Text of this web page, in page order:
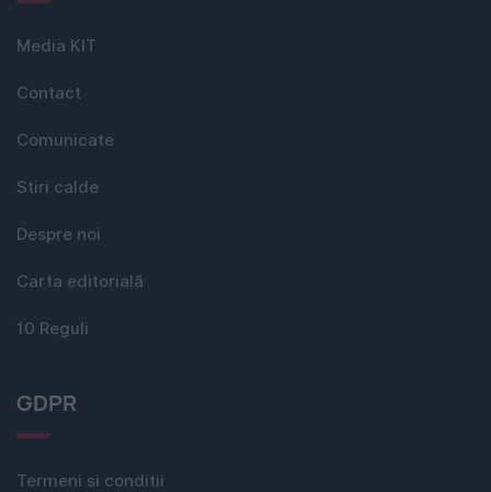
Media KIT
Contact
Comunicate
Stiri calde
Despre noi
Carta editorială
10 Reguli
GDPR
Termeni si conditii